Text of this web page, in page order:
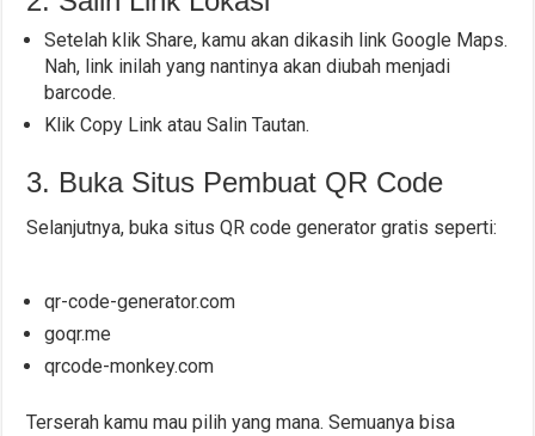
Setelah klik Share, kamu akan dikasih link Google Maps.
Nah, link inilah yang nantinya akan diubah menjadi
barcode.
Klik Copy Link atau Salin Tautan.
3. Buka Situs Pembuat QR Code
Selanjutnya, buka situs QR code generator gratis seperti:
qr-code-generator.com
goqr.me
qrcode-monkey.com
Terserah kamu mau pilih yang mana. Semuanya bisa